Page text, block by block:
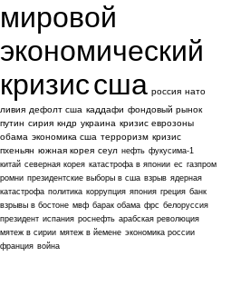
мировой
экономический
кризиссша россия нато
ливия дефолт сша каддафи фондовый рынок
путин сирия кндр украина кризис еврозоны
обама экономика сша терроризм кризис
пхеньян южная корея сеул нефть фукусима-1
китай северная корея катастрофа в японии ес газпром
ромни президентские выборы в сша взрыв ядерная
катастрофа политика коррупция япония греция банк
взрывы в бостоне мвф барак обама фрс белоруссия
президент испания роснефть арабская революция
мятеж в сирии мятеж в йемене экономика россии
франция война